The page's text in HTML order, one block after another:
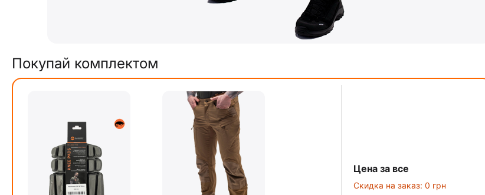
Покупай комплектом
Цена за все
Скидка на заказ: 0 грн